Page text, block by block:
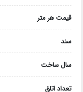
قیمت هر متر
سند
سال ساخت
تعداد اتاق